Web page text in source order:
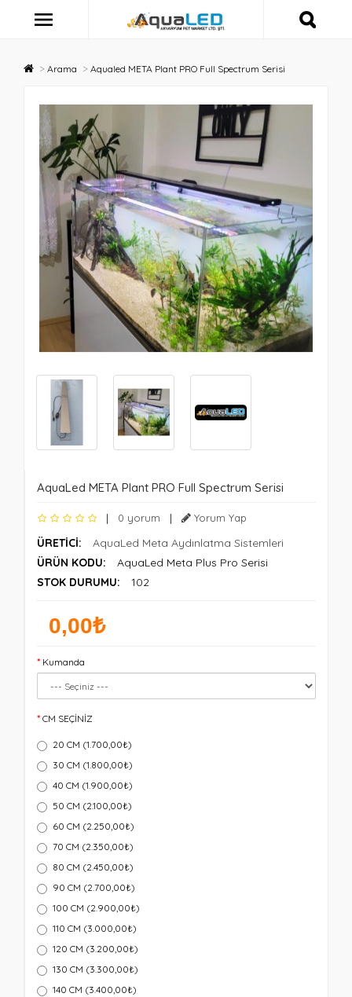
Arama Aqualed META Plant PRO Full Spectrum Serisi
AquaLed META Plant PRO Full Spectrum Serisi
| 0 yorum | Yorum Yap
ÜRETICI:
AquaLed Meta Aydınlatma Sistemleri
ÜRÜN KODU:
AquaLed Meta Plus Pro Serisi
STOK DURUMU:
102
0,00₺
Kumanda
CM SEÇİNİZ
20 CM (1.700,00₺)
30 CM (1.800,00₺)
40 CM (1.900,00₺)
50 CM (2.100,00₺)
60 CM (2.250,00₺)
70 CM (2.350,00₺)
80 CM (2.450,00₺)
90 CM (2.700,00₺)
100 CM (2.900,00₺)
110 CM (3.000,00₺)
120 CM (3.200,00₺)
130 CM (3.300,00₺)
140 CM (3.400,00₺)